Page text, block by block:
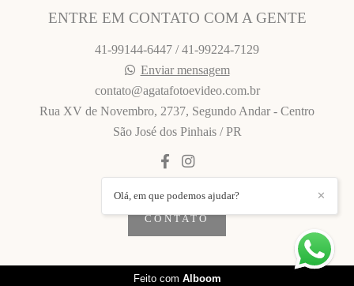
ENTRE EM CONTATO COM A GENTE
41-99144-6447 / 41-99224-7129
Enviar mensagem
contato@agatafotoevideo.com.br
Rua XV de Novembro, 2737, Segundo Andar - Centro
São José dos Pinhais / PR
CONTATO
✕
Olá, em que podemos ajudar?
Feito com Alboom